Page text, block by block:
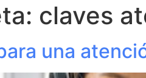
claves
una